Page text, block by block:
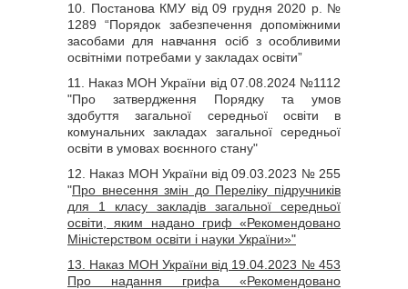
10. Постанова КМУ від 09 грудня 2020 р. №
1289 “Порядок забезпечення допоміжними
засобами для навчання осіб з особливими
освітніми потребами у закладах освіти”
11. Наказ МОН України від 07.08.2024 №1112
"Про затвердження Порядку та умов
здобуття загальної середньої освіти в
комунальних закладах загальної середньої
освіти в умовах воєнного стану"
12. Наказ МОН України від 09.03.2023 № 255
"Про внесення змін до Переліку підручників
для 1 класу закладів загальної середньої
освіти, яким надано гриф «Рекомендовано
Міністерством освіти і науки України»"
13. Наказ МОН України від 19.04.2023 № 453
Про надання грифа «Рекомендовано